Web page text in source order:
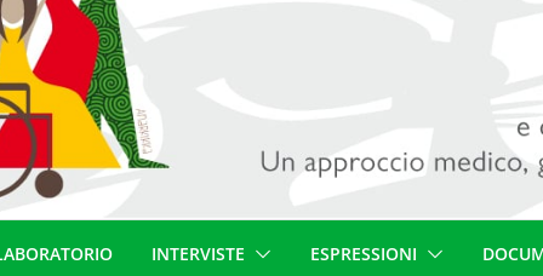
INTERVISTE ESPRESSIONI